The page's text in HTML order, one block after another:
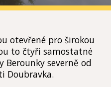
otevřené pro širokou
to čtyři samostatné
Berounky severně od
Doubravka.